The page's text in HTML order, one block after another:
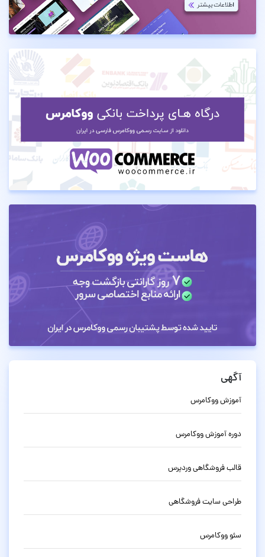
آگهی
آموزش ووکامرس
دوره آموزش ووکامرس
قالب فروشگاهی وردپرس
طراحی سایت فروشگاهی
سئو ووکامرس